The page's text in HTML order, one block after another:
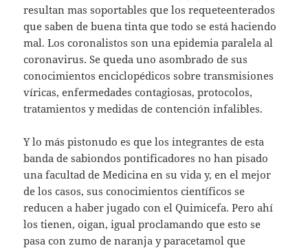
resultan mas soportables que los requeteenterados
que saben de buena tinta que todo se está haciendo
mal. Los coronalistos son una epidemia paralela al
coronavirus. Se queda uno asombrado de sus
conocimientos enciclopédicos sobre transmisiones
víricas, enfermedades contagiosas, protocolos,
tratamientos y medidas de contención infalibles.
Y lo más pistonudo es que los integrantes de esta
banda de sabiondos pontificadores no han pisado
una facultad de Medicina en su vida y, en el mejor
de los casos, sus conocimientos científicos se
reducen a haber jugado con el Quimicefa. Pero ahí
los tienen, oigan, igual proclamando que esto se
pasa con zumo de naranja y paracetamol que